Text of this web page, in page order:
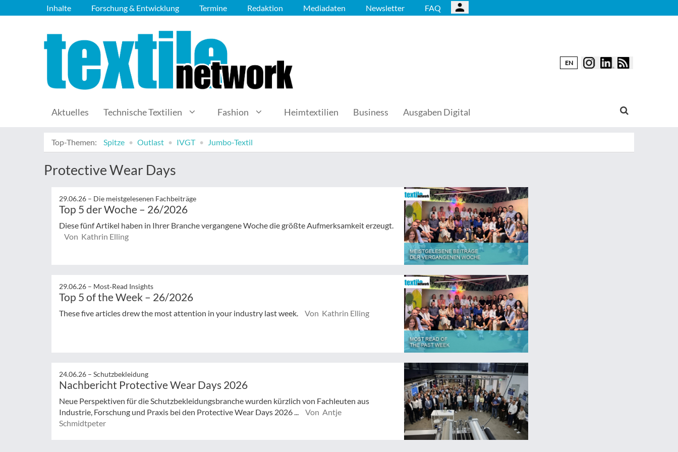
Inhalte Forschung & Entwicklung Termine Redaktion Mediadaten Newsletter FAQ
EN
Aktuelles Technische Textilien Fashion Heimtextilien Business Ausgaben Digital
Top-Themen: Spitze Outlast IVGT Jumbo-Textil
Protective Wear Days
29.06.26 – Die meistgelesenen Fachbeiträge
Top 5 der Woche – 26/2026
Diese fünf Artikel haben in Ihrer Branche vergangene Woche die größte Aufmerksamkeit erzeugt.
Von Kathrin Elling
29.06.26 – Most‑Read Insights
Top 5 of the Week – 26/2026
These five articles drew the most attention in your industry last week. Von Kathrin Elling
24.06.26 – Schutzbekleidung
Nachbericht Protective Wear Days 2026
Neue Perspektiven für die Schutzbekleidungsbranche wurden kürzlich von Fachleuten aus
Industrie, Forschung und Praxis bei den Protective Wear Days 2026 ...
Von Antje
Schmidtpeter